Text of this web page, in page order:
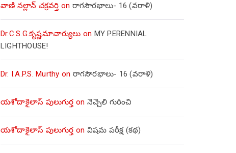
వాణి నల్లాన్ చక్రవర్తి on రాగసౌరభాలు- 16 (వరాళి)
Dr.C.S.G.కృష్ణమాచార్యులు on MY PERENNIAL
LIGHTHOUSE!
Dr. I.A.P.S. Murthy on రాగసౌరభాలు- 16 (వరాళి)
యశోదాకైలాస్ పులుగుర్త on నెచ్చెలి గురించి
యశోదాకైలాస్ పులుగుర్త on విషమ పరీక్ష (క‌థ‌)